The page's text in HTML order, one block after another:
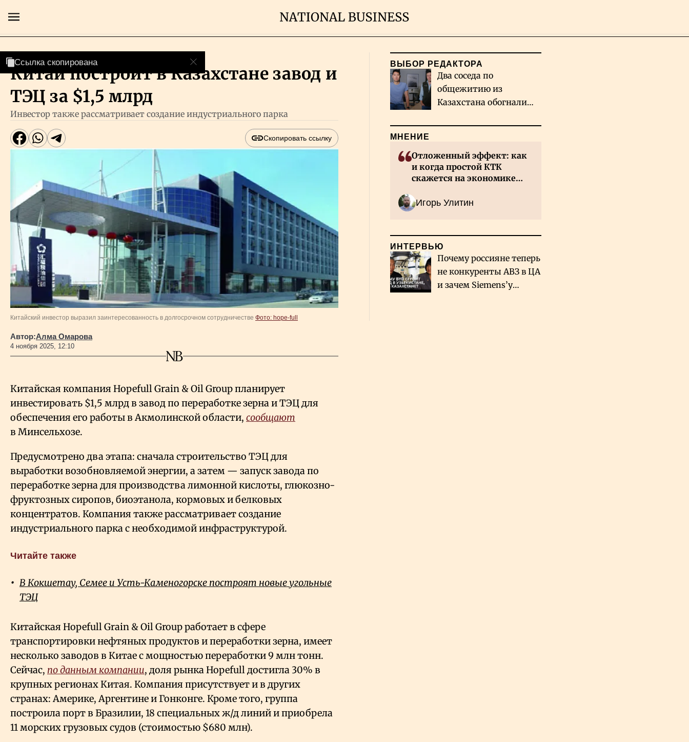
Главная
Экономика
Бизнес
Технологии
Власть
Геополитика
Исследования
Life & Arts
О нас
Все новости
АПК
Китай построит в Казахстане завод и
ТЭЦ за $1,5 млрд
Инвестор также рассматривает создание индустриального парка
Скопировать ссылку
Ссылка скопирована
Китайский инвестор выразил заинтересованность в долгосрочном сотрудничестве Фото: hope-full
Автор:Алма Омарова
4 ноября 2025, 12:10
Китайская компания Hopefull Grain &OilGroup планирует
инвестировать $1,5 млрд в завод по переработке зерна и ТЭЦ для
обеспечения его работы в Акмолинской области, сообщают
в Минсельхозе.
Предусмотрено два этапа: сначала строительство ТЭЦ для
выработки возобновляемой энергии, а затем — запуск завода по
переработке зерна для производства лимонной кислоты, глюкозно-
фруктозных сиропов, биоэтанола, кормовых и белковых
концентратов. Компания также рассматривает создание
индустриального парка с необходимой инфраструктурой.
Читайте также
В Кокшетау, Семее и Усть-Каменогорске построят новые угольные
ТЭЦ
Китайская Hopefull Grain & Oil Group работает в сфере
транспортировки нефтяных продуктов и переработки зерна, имеет
несколько заводов в Китае с мощностью переработки 9 млн тонн.
Сейчас, по данным компании, доля рынка Hopefull достигла 30% в
крупных регионах Китая. Компания присутствует и в других
странах: Америке, Аргентине и Гонконге. Кроме того, группа
построила порт в Бразилии, 18 специальных ж/д линий и приобрела
11 морских грузовых судов (стоимостью $680 млн).
ВЫБОР РЕДАКТОРА
Два соседа по
общежитию из
Казахстана обогнали
МНЕНИЕ
Отложенный эффект: как
и когда простой КТК
скажется на экономике
Игорь Улитин
ИНТЕРВЬЮ
Почему россияне теперь
не конкуренты АВЗ в ЦА
и зачем Siemens’у
Ссылка скопирована